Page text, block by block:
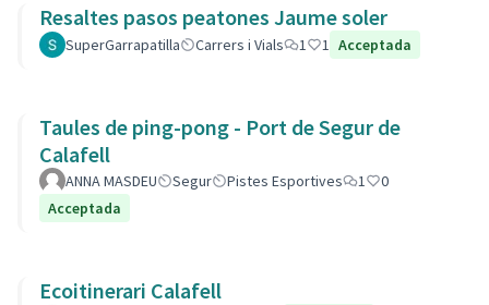
Resaltes pasos peatones Jaume soler
SuperGarrapatilla Carrers i Vials 1 1 Acceptada
Taules de ping-pong - Port de Segur de
Calafell
ANNA MASDEU Segur Pistes Esportives 1
0
Acceptada
Ecoitinerari Calafell